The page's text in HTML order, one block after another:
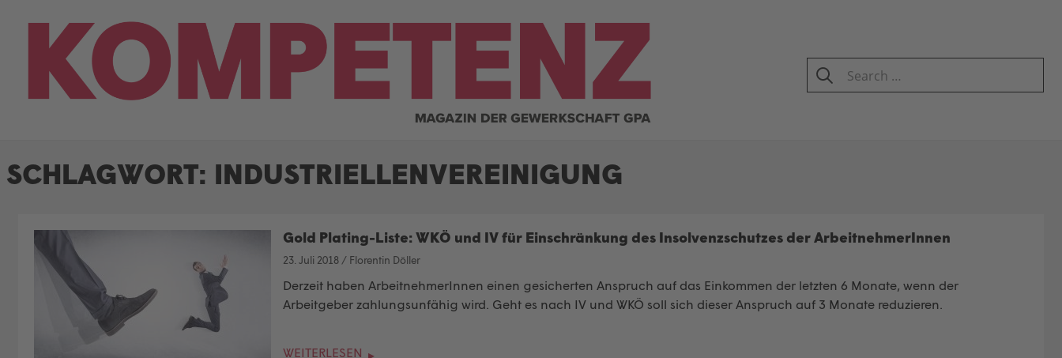
SEARCH
Search
for:
SCHLAGWORT: INDUSTRIELLENVEREINIGUNG
Gold Plating-Liste: WKÖ und IV für Einschränkung des Insolvenzschutzes der ArbeitnehmerInnen
23. Juli 2018 / Florentin Döller
Derzeit haben ArbeitnehmerInnen einen gesicherten Anspruch auf das Einkommen der letzten 6 Monate, wenn der
Arbeitgeber zahlungsunfähig wird. Geht es nach IV und WKÖ soll sich dieser Anspruch auf 3 Monate reduzieren.
WEITERLESEN